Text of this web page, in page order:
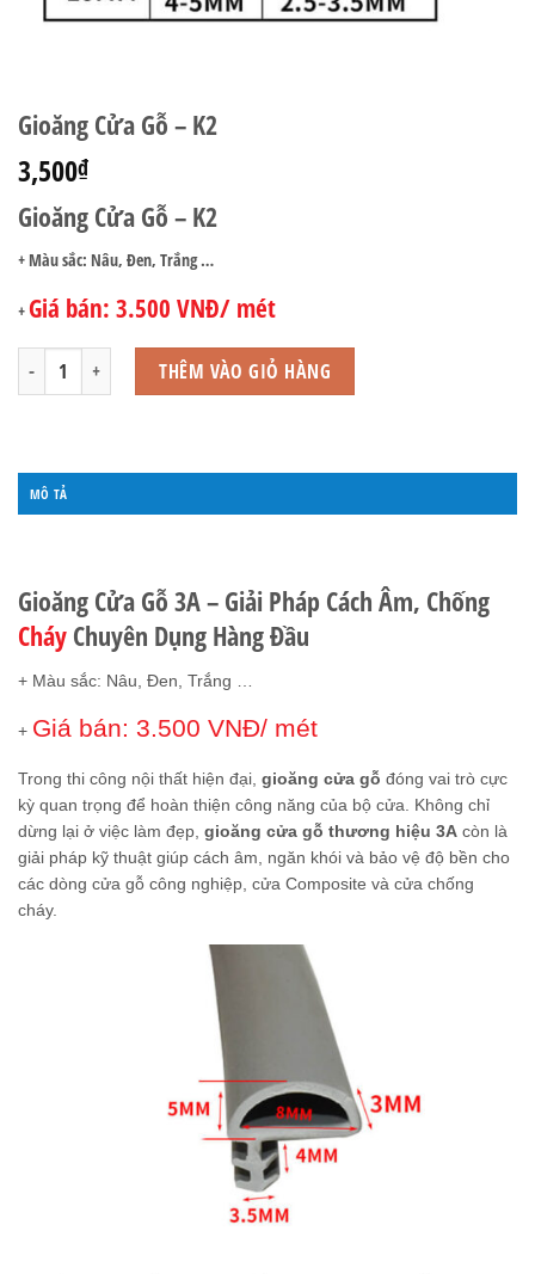
Gioăng Cửa Gỗ – K2
3,500₫
Gioăng Cửa Gỗ – K2
+ Màu sắc: Nâu, Đen, Trắng …
+Giá bán: 3.500 VNĐ/ mét
Gioăng Cửa Gỗ – K2 số lượngTHÊM VÀO GIỎ HÀNG
MÔ TẢ
Gioăng Cửa Gỗ 3A – Giải Pháp Cách Âm, Chống
CháyChuyên Dụng Hàng Đầu
+ Màu sắc: Nâu, Đen, Trắng …
+ Giá bán: 3.500 VNĐ/ mét
Trong thi công nội thất hiện đại, gioăng cửa gỗ đóng vai trò cực
kỳ quan trọng để hoàn thiện công năng của bộ cửa. Không chỉ
dừng lại ở việc làm đẹp, gioăng cửa gỗ thương hiệu 3A còn là
giải pháp kỹ thuật giúp cách âm, ngăn khói và bảo vệ độ bền cho
các dòng cửa gỗ công nghiệp, cửa Composite và cửa chống
cháy.